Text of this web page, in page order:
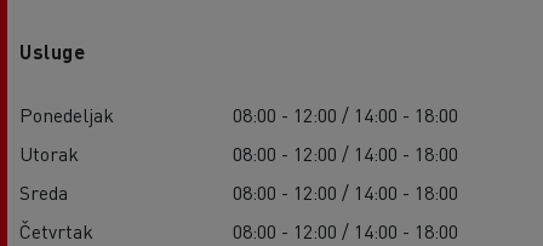
Usluge
Ponedeljak
08:00 - 12:00 / 14:00 - 18:00
Utorak
08:00 - 12:00 / 14:00 - 18:00
Sreda
08:00 - 12:00 / 14:00 - 18:00
Četvrtak
08:00 - 12:00 / 14:00 - 18:00